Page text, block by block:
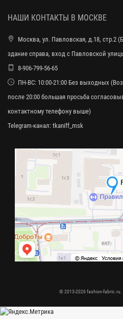
НАШИ КОНТАКТЫ В МОСКВЕ
Москва, ул. Павловская, д.18, стр.2
здание справа, вход с Павловской
8-906-799-56-65
ПН-ВС: 10:00-21:00 Без выходных
после 20:00 большая просьба
контактному телефону выше)
Telegram-канал: tkaniff_msk
© 2013-2026 fashion-